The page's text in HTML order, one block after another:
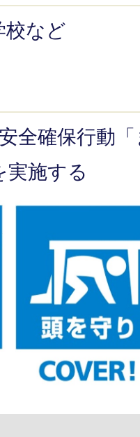
校など
全確保行動
実施する